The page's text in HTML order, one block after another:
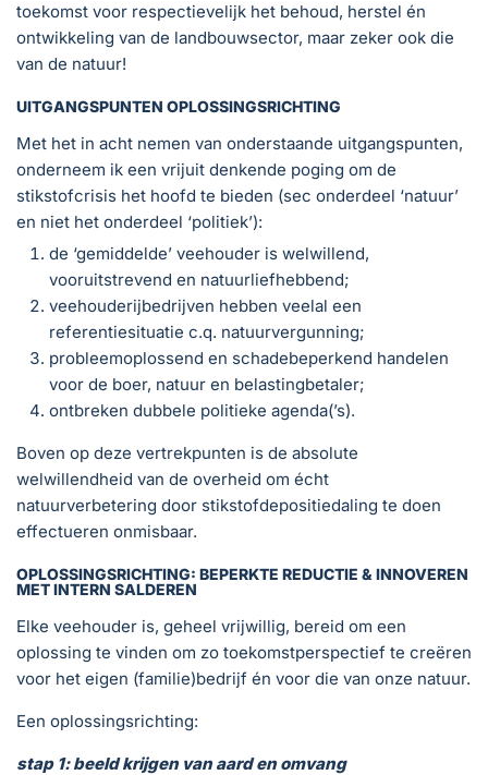
toekomst voor respectievelijk het behoud, herstel én
ontwikkeling van de landbouwsector, maar zeker ook die
van de natuur!
UITGANGSPUNTEN OPLOSSINGSRICHTING
Met het in acht nemen van onderstaande uitgangspunten,
onderneem ik een vrijuit denkende poging om de
stikstofcrisis het hoofd te bieden (sec onderdeel ‘natuur’
en niet het onderdeel ‘politiek’):
de ‘gemiddelde’ veehouder is welwillend,
vooruitstrevend en natuurliefhebbend;
veehouderijbedrijven hebben veelal een
referentiesituatie c.q. natuurvergunning;
probleemoplossend en schadebeperkend handelen
voor de boer, natuur en belastingbetaler;
ontbreken dubbele politieke agenda(’s).
Boven op deze vertrekpunten is de absolute
welwillendheid van de overheid om écht
natuurverbetering door stikstofdepositiedaling te doen
effectueren onmisbaar.
OPLOSSINGSRICHTING: BEPERKTE REDUCTIE & INNOVEREN
MET INTERN SALDEREN
Elke veehouder is, geheel vrijwillig, bereid om een
oplossing te vinden om zo toekomstperspectief te creëren
voor het eigen (familie)bedrijf én voor die van onze natuur.
Een oplossingsrichting:
stap 1: beeld krijgen van aard en omvang